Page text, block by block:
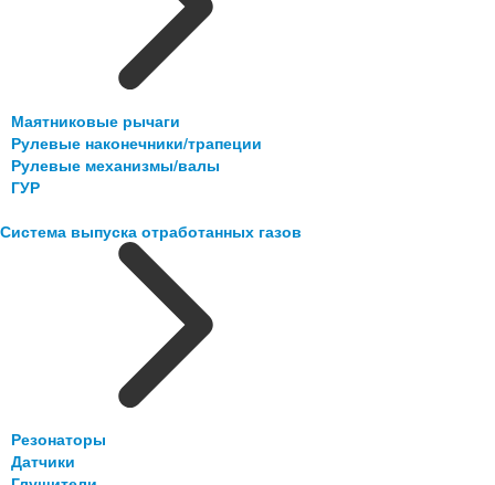
Маятниковые рычаги
Рулевые наконечники/трапеции
Рулевые механизмы/валы
ГУР
Система выпуска отработанных газов
Резонаторы
Датчики